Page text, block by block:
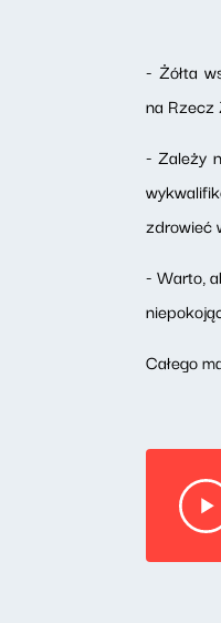
- Żółta
na Rzecz
- Zależy
zdrowieć
- Warto,
Całego